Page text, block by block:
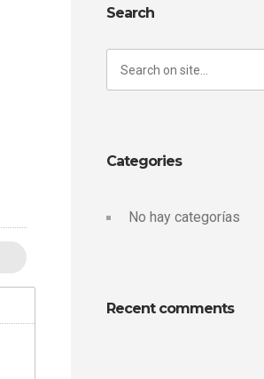
Search
Categories
No hay categorías
Recent comments